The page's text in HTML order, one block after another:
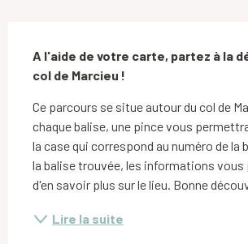
A l'aide de votre carte, partez à la
col de Marcieu !
Ce parcours se situe autour du col de
chaque balise, une pince vous
la case qui correspond au numéro de la
la balise trouvée, les informations
d'en savoir plus sur le lieu. Bonne
Lire la suite